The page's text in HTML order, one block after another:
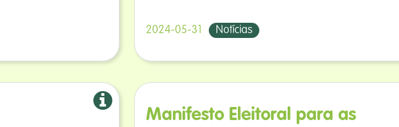
2024-05-31 Notícias
Manifesto Eleitoral para as